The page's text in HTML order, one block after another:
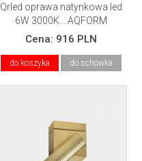
Qrled oprawa natynkowa led
6W 3000K... AQFORM
Cena: 916 PLN
do koszyka do schowka